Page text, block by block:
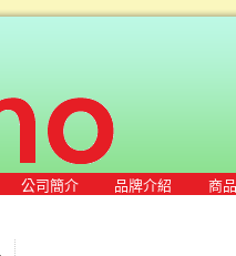
公司簡介 品牌介紹 商